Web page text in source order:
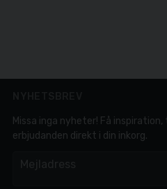
Missa inga nyheter! Få
erbjudanden direkt i din inkorg.